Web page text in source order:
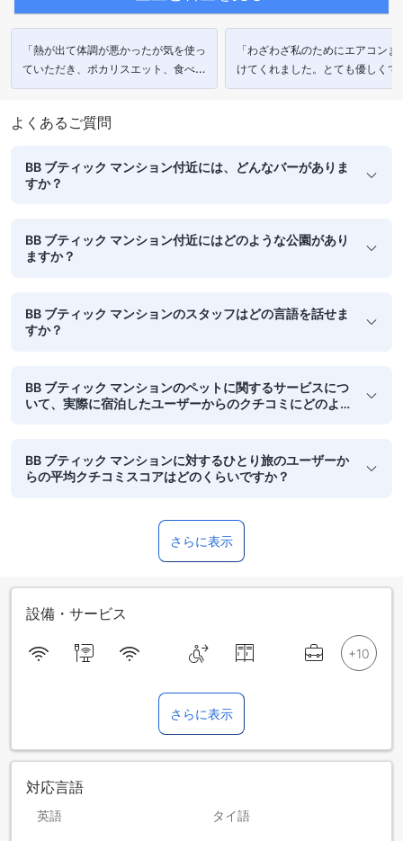
「熱が出て体調が悪かったが気を使っ
ていただき、ポカリスエット、食べ
物、水を無料で提供していただい
「わざわざ私のためにエアコンま
けてくれました。とても優しくて
てなしのあるホストでした。」
よくあるご質問
BB ブティック マンション付近には、どんなバーがありま
すか？
BB ブティック マンション付近にはどのような公園があり
ますか？
BB ブティック マンションのスタッフはどの言語を話せま
すか？
BB ブティック マンションのペットに関するサービスにつ
いて、実際に宿泊したユーザーからのクチコミにどのよ
BB ブティック マンションに対するひとり旅のユーザーか
らの平均クチコミスコアはどのくらいですか？
さらに表示
設備・サービス
さらに表示
対応言語
英語 タイ語